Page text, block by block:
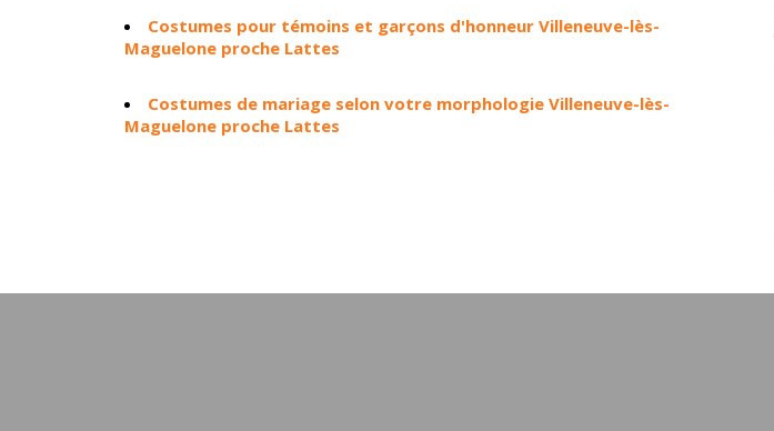
Costumes pour témoins et garçons d'honneur Villeneuve-lès-
Maguelone proche Lattes
Costumes de mariage selon votre morphologie Villeneuve-lès-
Maguelone proche Lattes